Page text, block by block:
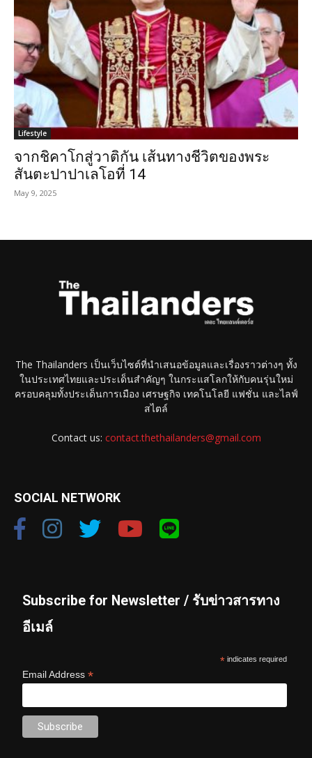
Lifestyle
จากชิคาโกสู่วาติกัน เส้นทางชีวิตของพระ
สันตะปาปาเลโอที่ 14
May 9, 2025
The Thailanders เป็นเว็บไซต์ที่นำเสนอข้อมูลและเรื่องราวต่างๆ ทั้ง
ในประเทศไทยและประเด็นสำคัญๆ ในกระแสโลกให้กับคนรุ่นใหม่
ครอบคลุมทั้งประเด็นการเมือง เศรษฐกิจ เทคโนโลยี แฟชั่น และไลฟ์
สไตล์
Contact us: contact.thethailanders@gmail.com
SOCIAL NETWORK
Subscribe for Newsletter / รับข่าวสารทาง
อีเมล์
* indicates required
Email Address*